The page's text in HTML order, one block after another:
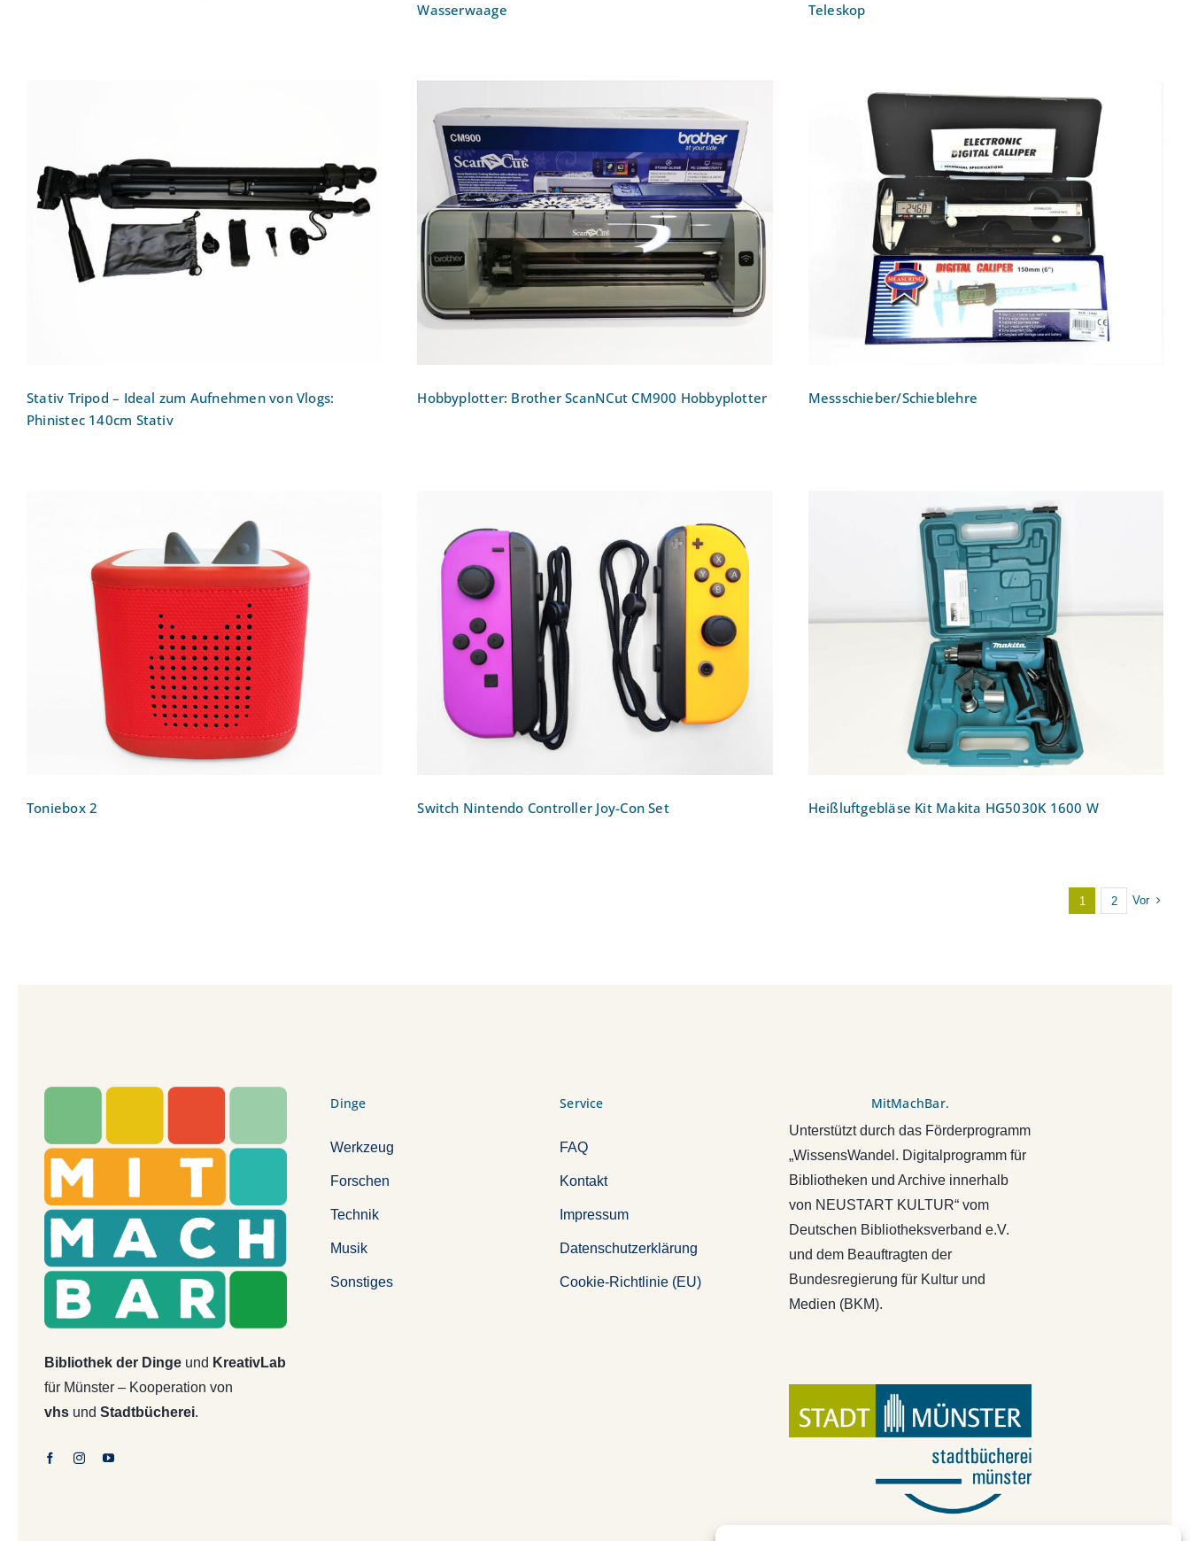
Wasserwaage
Teleskop
Stativ Tripod – Ideal zum Aufnehmen von
Vlogs: Phinistec 140cm Stativ
Stativ Tripod – Ideal zum Aufnehmen von Vlogs:
Phinistec 140cm Stativ
Hobbyplotter: Brother ScanNCut CM900
Hobbyplotter
Hobbyplotter: Brother ScanNCut CM900 Hobbyplotter
Messschieber/Schieblehre
Messschieber/Schieblehre
Toniebox 2
Toniebox 2
Switch Nintendo Controller Joy-Con Set
Switch Nintendo Controller Joy-Con Set
Heißluftgebläse Kit Makita HG5030K 1600
W
Heißluftgebläse Kit Makita HG5030K 1600 W
1 2 Vor
Bibliothek der Dingeund KreativLab
für Münster – Kooperation von
vhsund Stadtbücherei.
Dinge
Werkzeug
Forschen
Technik
Musik
Sonstiges
Service
FAQ
Kontakt
Impressum
Datenschutzerklärung
Cookie-Richtlinie (EU)
MitMachBar.
Unterstützt durch das Förderprogramm
„WissensWandel. Digitalprogramm für
Bibliotheken und Archive innerhalb
von NEUSTART KULTUR“ vom
Deutschen Bibliotheksverband e.V.
und dem Beauftragten der
Bundesregierung für Kultur und
Medien (BKM).